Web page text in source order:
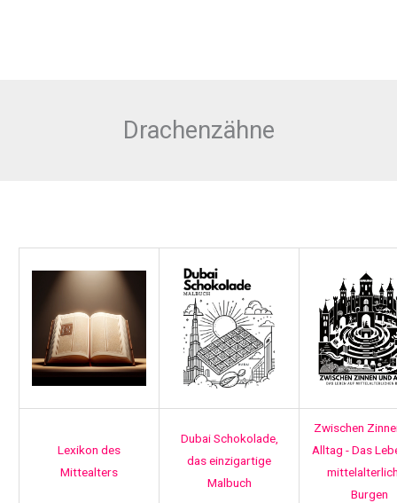
Drachenzähne
Lexikon des
Mittealters
Dubai Schokolade,
das einzigartige
Malbuch
Zwischen
Alltag - Das
Burgen